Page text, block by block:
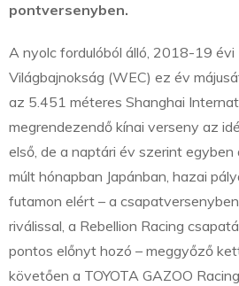
pontversenyben.
A nyolc fordulóból álló, 2018-19 évi
Világbajnokság (WEC) ez év
az 5.451 méteres Shanghai
megrendezendő kínai verseny az
első, de a naptári év szerint
múlt hónapban Japánban, hazai
futamon elért – a
riválissal, a Rebellion Racing
pontos előnyt hozó – meggyőző
követően a TOYOTA GAZOO